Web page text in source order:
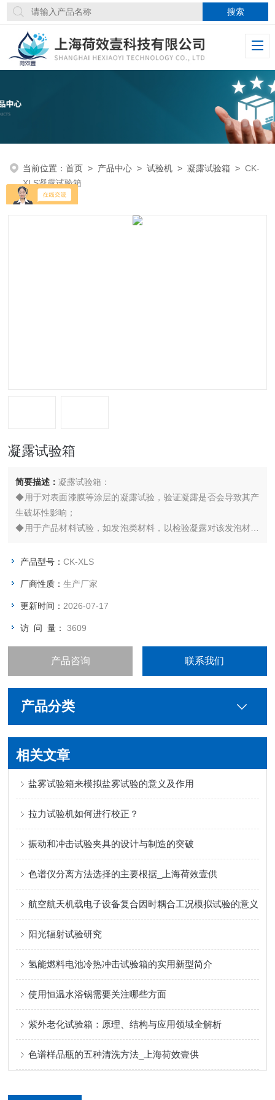
当前位置：首页 > 产品中心 >试验机 >凝露试验箱 >CK-
XLS凝露试验箱
凝露试验箱
简要描述：凝露试验箱：
◆用于对表面漆膜等涂层的凝露试验，验证凝露是否会导致其产
生破坏性影响；
◆用于产品材料试验，如发泡类材料，以检验凝露对该发泡材料
◆用于模拟汽车部件组的凝露情况，以鉴评汽车电子部件组的抗
产品型号：CK-XLS
厂商性质：生产厂家
更新时间： 2026-07-17
访 问 量：3609
产品咨询 联系我们
产品分类
相关文章
盐雾试验箱来模拟盐雾试验的意义及作用
拉力试验机如何进行校正？
振动和冲击试验夹具的设计与制造的突破
色谱仪分离方法选择的主要根据_上海荷效壹供
航空航天机载电子设备复合因时耦合工况模拟试验的意义
阳光辐射试验研究
氢能燃料电池冷热冲击试验箱的实用新型简介
使用恒温水浴锅需要关注哪些方面
紫外老化试验箱：原理、结构与应用领域全解析
色谱样品瓶的五种清洗方法_上海荷效壹供